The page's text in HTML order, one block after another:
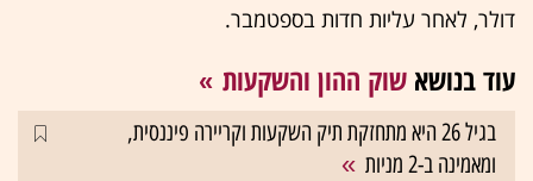
דולר, לאחר עליות חדות בספטמבר.
עוד בנושא שוק ההון והשקעות
בגיל 26 היא מתחזקת תיק השקעות וקריירה פיננסית,
ומאמינה ב-2 מניות